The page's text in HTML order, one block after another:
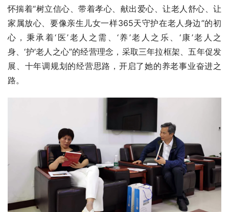
怀揣着“树立信心、带着孝心、献出爱心、让老人舒心、让
家属放心、要像亲生儿女一样365天守护在老人身边”的初
心，秉承着‘医’老人之需、‘养’老人之乐、‘康’老人之
身、‘护’老人之心”的经营理念，采取三年拉框架、五年促发
展、十年调规划的经营思路，开启了她的养老事业奋进之
路。